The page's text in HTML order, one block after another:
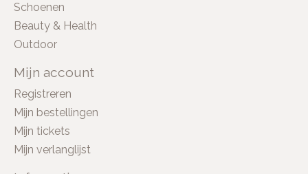
Schoenen
Beauty & Health
Outdoor
Mijn account
Registreren
Mijn bestellingen
Mijn tickets
Mijn verlanglijst